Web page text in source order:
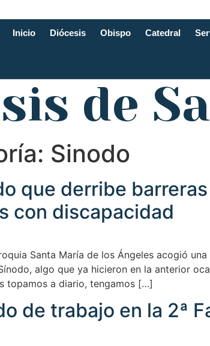
Inicio Diócesis Obispo Catedral
de
Sinodo
que derribe
con discapacidad
Santa María de los Ángeles acogió
algo que ya hicieron en la anterior
topamos a diario, tengamos […]
de trabajo en la 2ª